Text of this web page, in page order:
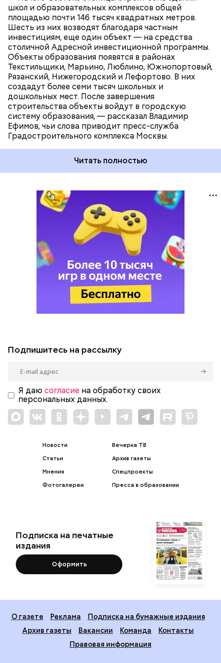
школ и образовательных комплексов общей
площадью почти 146 тысяч квадратных метров.
Шесть из них возводят благодаря частным
инвестициям, еще один объект — на средства
столичной Адресной инвестиционной программы.
Объекты образования появятся в районах
Текстильщики, Марьино, Люблино, Южнопортовый,
Рязанский, Нижегородский и Лефортово. В них
создадут более семи тысяч школьных и
дошкольных мест. После завершения
строительства объекты войдут в городскую
систему образования, — рассказал Владимир
Ефимов, чьи слова приводит пресс-служба
Градостроительного комплекса Москвы.
Читать полностью
Подпишитесь на рассылку
Я даю согласие на обработку своих
персональных данных.
Новости
Статьи
Мнения
Фотогалереи
Вечерка ТВ
Архив газеты
Спецпроекты
Пресса в образовании
Подписка на печатные
издания
Оформить
О газете Реклама
Подписка на бумажные издания
Архив газеты
Вакансии Команда
Контакты
Правовая информация